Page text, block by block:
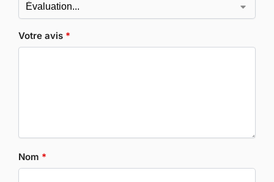
Votre avis *
Nom *